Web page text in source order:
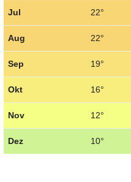
Jul 22°
Aug 22°
Sep 19°
Okt 16°
Nov 12°
Dez 10°